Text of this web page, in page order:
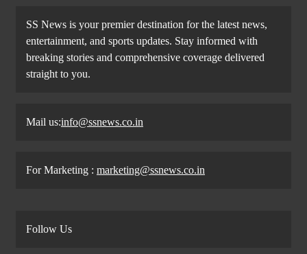
SS News is your premier destination for the latest news,
entertainment, and sports updates. Stay informed with
breaking stories and comprehensive coverage delivered
straight to you.
Mail us:info@ssnews.co.in
For Marketing : marketing@ssnews.co.in
Follow Us